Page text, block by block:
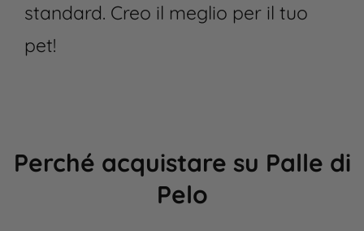
standard. Creo il meglio per il tuo
pet!
Perché acquistare su Palle di
Pelo